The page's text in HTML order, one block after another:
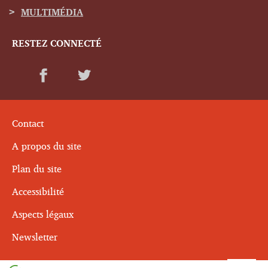
MULTIMÉDIA
RESTEZ CONNECTÉ
Contact
A propos du site
Plan du site
Accessibilité
Aspects légaux
Newsletter